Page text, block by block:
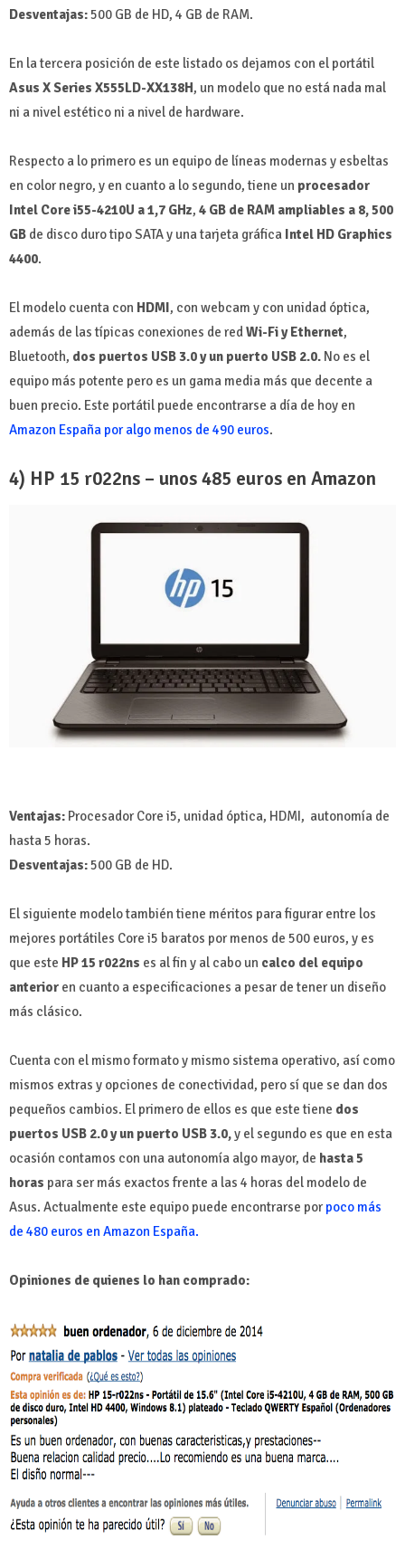
Desventajas:500 GB de HD, 4 GB de RAM.
En la tercera posición de este listado os dejamos con el portátil
Asus X Series X555LD-XX138H, un modelo que no está nada mal
ni a nivel estético ni a nivel de hardware.
Respecto a lo primero es un equipo de líneas modernas y esbeltas
en color negro, y en cuanto a lo segundo, tiene un procesador
Intel Core i55-4210U a 1,7 GHz, 4 GB de RAM ampliables a 8, 500
GB de disco duro tipo SATA y una tarjeta gráfica Intel HD Graphics
4400.
El modelo cuenta con HDMI, con webcam y con unidad óptica,
además de las típicas conexiones de redWi-Fi y Ethernet,
Bluetooth, dos puertos USB 3.0 y un puerto USB 2.0. No es el
equipo más potente pero es un gama media más que decente a
buen precio. Este portátil puede encontrarse a día de hoy en
Amazon España por algo menos de 490 euros.
4) HP 15 r022ns – unos 485 euros en Amazon
Ventajas: Procesador Core i5, unidad óptica, HDMI, autonomía de
hasta 5 horas.
Desventajas:500 GB de HD.
El siguiente modelo también tiene méritos para figurar entre los
mejores portátiles Core i5 baratos por menos de 500 euros, y es
que este HP 15 r022ns es al fin y al cabo un calco del equipo
anterior en cuanto a especificaciones a pesar de tener un diseño
más clásico.
Cuenta con el mismo formato y mismo sistema operativo, así como
mismos extras y opciones de conectividad, pero sí que se dan dos
pequeños cambios. El primero de ellos es que este tiene dos
puertos USB 2.0 y un puerto USB 3.0,y el segundo es que en esta
ocasión contamos con una autonomía algo mayor, de hasta 5
horas para ser más exactos frente a las 4 horas del modelo de
Asus. Actualmente este equipo puede encontrarse por poco más
de 480 euros en Amazon España.
Opiniones de quienes lo han comprado: